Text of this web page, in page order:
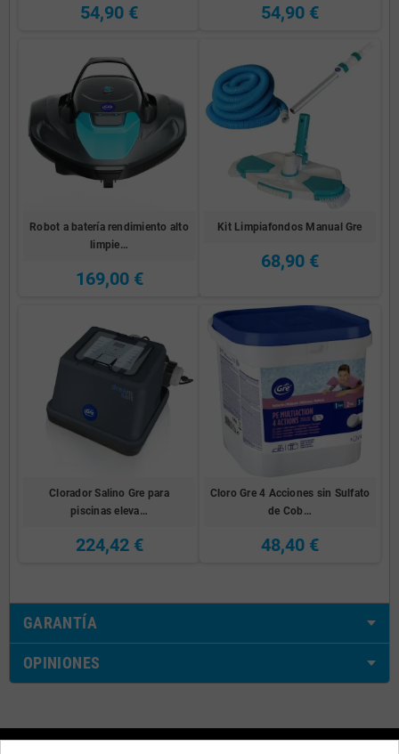
54,90 € 54,90 €
Robot a batería rendimiento alto
limpie…
169,00 €
Kit Limpiafondos Manual Gre
68,90 €
Clorador Salino Gre para
piscinas eleva…
224,42 €
Cloro Gre 4 Acciones sin Sulfato
de Cob…
48,40 €
GARANTÍA
OPINIONES